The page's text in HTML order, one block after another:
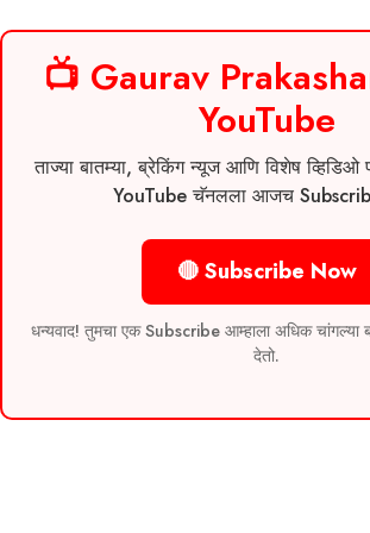
📺 Gaurav
YouTube
ताज्या बातम्या, ब्रेकिंग न्यूज आणि विशेष व्हिडिओ
YouTube चॅनलला आजच
🔴 Subscribe Now
धन्यवाद! तुमचा एक Subscribe आम्हाला अधिक चांगल्या
देतो.